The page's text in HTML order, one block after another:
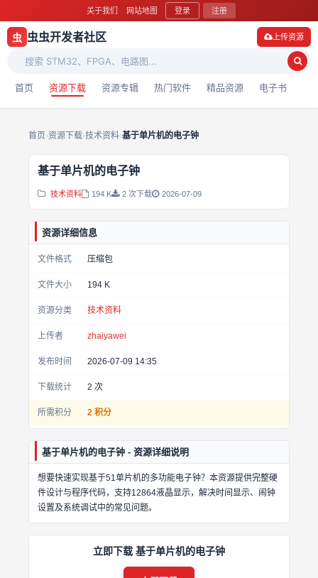
关于我们 网站地图 登录 注册
虫 虫虫开发者社区
首页 资源下载 资源专辑 热门软件 精品资源 电子书
上传资源
首页›资源下载›技术资料›基于单片机的电子钟
基于单片机的电子钟
技术资料 194 K 2 次下载 2026-07-09
资源详细信息
文件格式 压缩包
文件大小 194 K
资源分类 技术资料
上传者 zhaiyawei
发布时间 2026-07-09 14:35
下载统计 2 次
所需积分 2 积分
基于单片机的电子钟 - 资源详细说明
想要快速实现基于51单片机的多功能电子钟？本资源提供完整硬
件设计与程序代码，支持12864液晶显示，解决时间显示、闹钟
设置及系统调试中的常见问题。
立即下载 基于单片机的电子钟